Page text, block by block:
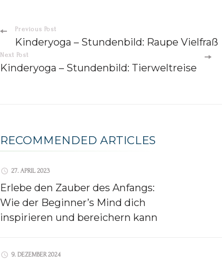
Previous Post
Kinderyoga – Stundenbild: Raupe Vielfraß
Next Post
Kinderyoga – Stundenbild: Tierweltreise
RECOMMENDED ARTICLES
27. APRIL 2023
Erlebe den Zauber des Anfangs:
Wie der Beginner’s Mind dich
inspirieren und bereichern kann
9. DEZEMBER 2024